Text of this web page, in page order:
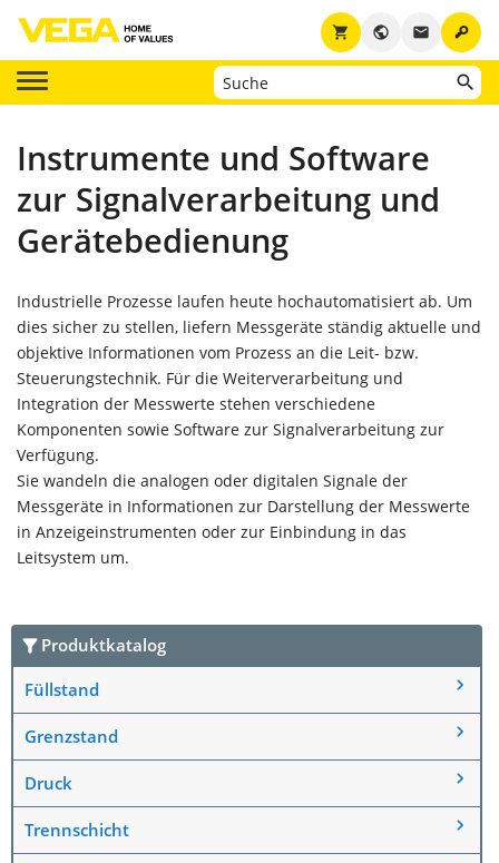
key
email
public
shopping_cart
Instrumente und Software
zur Signalverarbeitung und
Gerätebedienung
Industrielle Prozesse laufen heute hochautomatisiert ab. Um
dies sicher zu stellen, liefern Messgeräte ständig aktuelle und
objektive Informationen vom Prozess an die Leit- bzw.
Steuerungstechnik. Für die Weiterverarbeitung und
Integration der Messwerte stehen verschiedene
Komponenten sowie Software zur Signalverarbeitung zur
Verfügung.
Sie wandeln die analogen oder digitalen Signale der
Messgeräte in Informationen zur Darstellung der Messwerte
in Anzeigeinstrumenten oder zur Einbindung in das
Leitsystem um.
Produktkatalog
Füllstand
Grenzstand
Druck
Trennschicht